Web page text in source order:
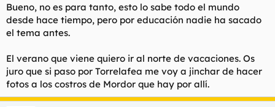
Bueno, no es para tanto, esto lo sabe todo el mundo
desde hace tiempo, pero por educación nadie ha sacado
el tema antes.
El verano que viene quiero ir al norte de vacaciones. Os
juro que si paso por Torrelafea me voy a jinchar de hacer
fotos a los costros de Mordor que hay por allí.